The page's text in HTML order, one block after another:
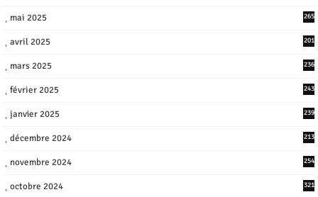
mai 2025 265
avril 2025 201
mars 2025 236
février 2025 243
janvier 2025 239
décembre 2024 213
novembre 2024 254
octobre 2024 321